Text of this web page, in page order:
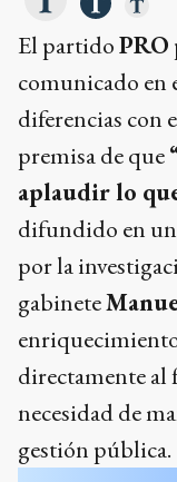
El partidoPRO
comunicado en
diferencias con
premisa de que
aplaudir lo
difundido en
por la
gabinete
directamente
necesidad de
gestión pública.